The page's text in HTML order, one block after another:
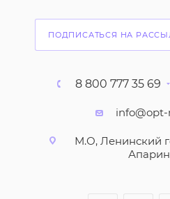
ПОДПИСАТЬСЯ НА
8 800 777 35 69
М.О, Ленинский